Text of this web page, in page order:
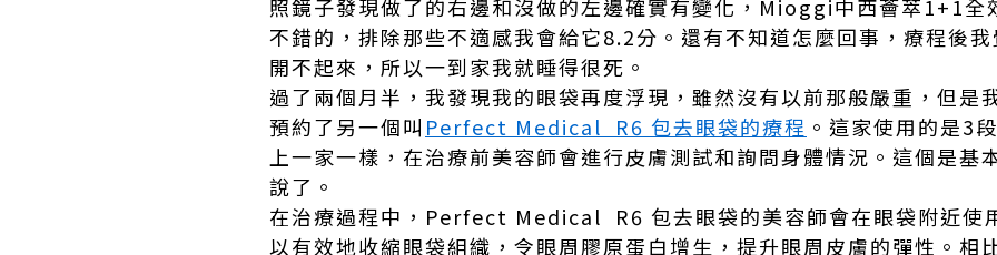
照鏡子發現做了的右邊和沒做的左邊確實有變化，Mioggi中西薈萃1+1全
不錯的，排除那些不適感我會給它8.2分。還有不知道怎麼回事，療程後
開不起來，所以一到家我就睡得很死。
過了兩個月半，我發現我的眼袋再度浮現，雖然沒有以前那般嚴重，但是
預約了另一個叫 Perfect Medical R6 包去眼袋的療程 。這家使用的是3
上一家一樣，在治療前美容師會進行皮膚測試和詢問身體情況。這個是基
說了。
在治療過程中，Perfect Medical R6 包去眼袋的美容師會在眼袋附近使
以有效地收縮眼袋組織，令眼周膠原蛋白增生，提升眼周皮膚的彈性。